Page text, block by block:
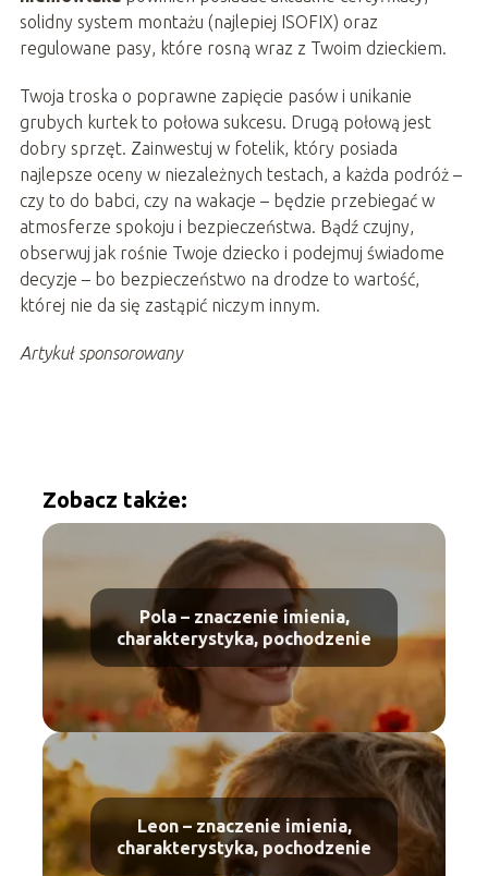
solidny system montażu (najlepiej ISOFIX) oraz
regulowane pasy, które rosną wraz z Twoim dzieckiem.
Twoja troska o poprawne zapięcie pasów i unikanie
grubych kurtek to połowa sukcesu. Drugą połową jest
dobry sprzęt. Zainwestuj w fotelik, który posiada
najlepsze oceny w niezależnych testach, a każda podróż –
czy to do babci, czy na wakacje – będzie przebiegać w
atmosferze spokoju i bezpieczeństwa. Bądź czujny,
obserwuj jak rośnie Twoje dziecko i podejmuj świadome
decyzje – bo bezpieczeństwo na drodze to wartość,
której nie da się zastąpić niczym innym.
Artykuł sponsorowany
Zobacz także:
Pola – znaczenie imienia,
charakterystyka, pochodzenie
Leon – znaczenie imienia,
charakterystyka, pochodzenie